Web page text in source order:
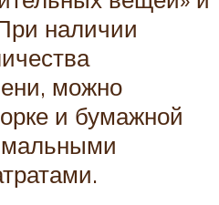
наличии
можно
и бумажной